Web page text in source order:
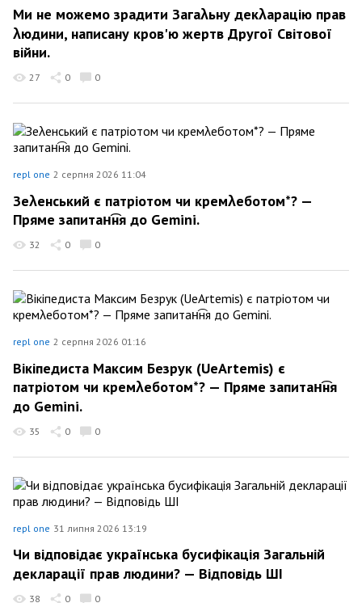
Ми не можемо зрадити Загаλьну декλарацію прав
λюдини, написану кров'ю жертв Другої Світової
війни.
27 0 0
repl one 2 серпня 2026 11:04
Зеλенський є патріотом чи кремλеботом*? —
Пряме запитан͡ня до Gemini.
32 0 0
repl one 2 серпня 2026 01:16
Вікіпедиста Максим Безрук (UeArtemis) є
патріотом чи кремλеботом*? — Пряме запитан͡ня
до Gemini.
35 0 0
repl one 31 липня 2026 13:19
Чи відповідає українська бусифікація Загальній
декларації прав людини? — Відповідь ШІ
38 0 0